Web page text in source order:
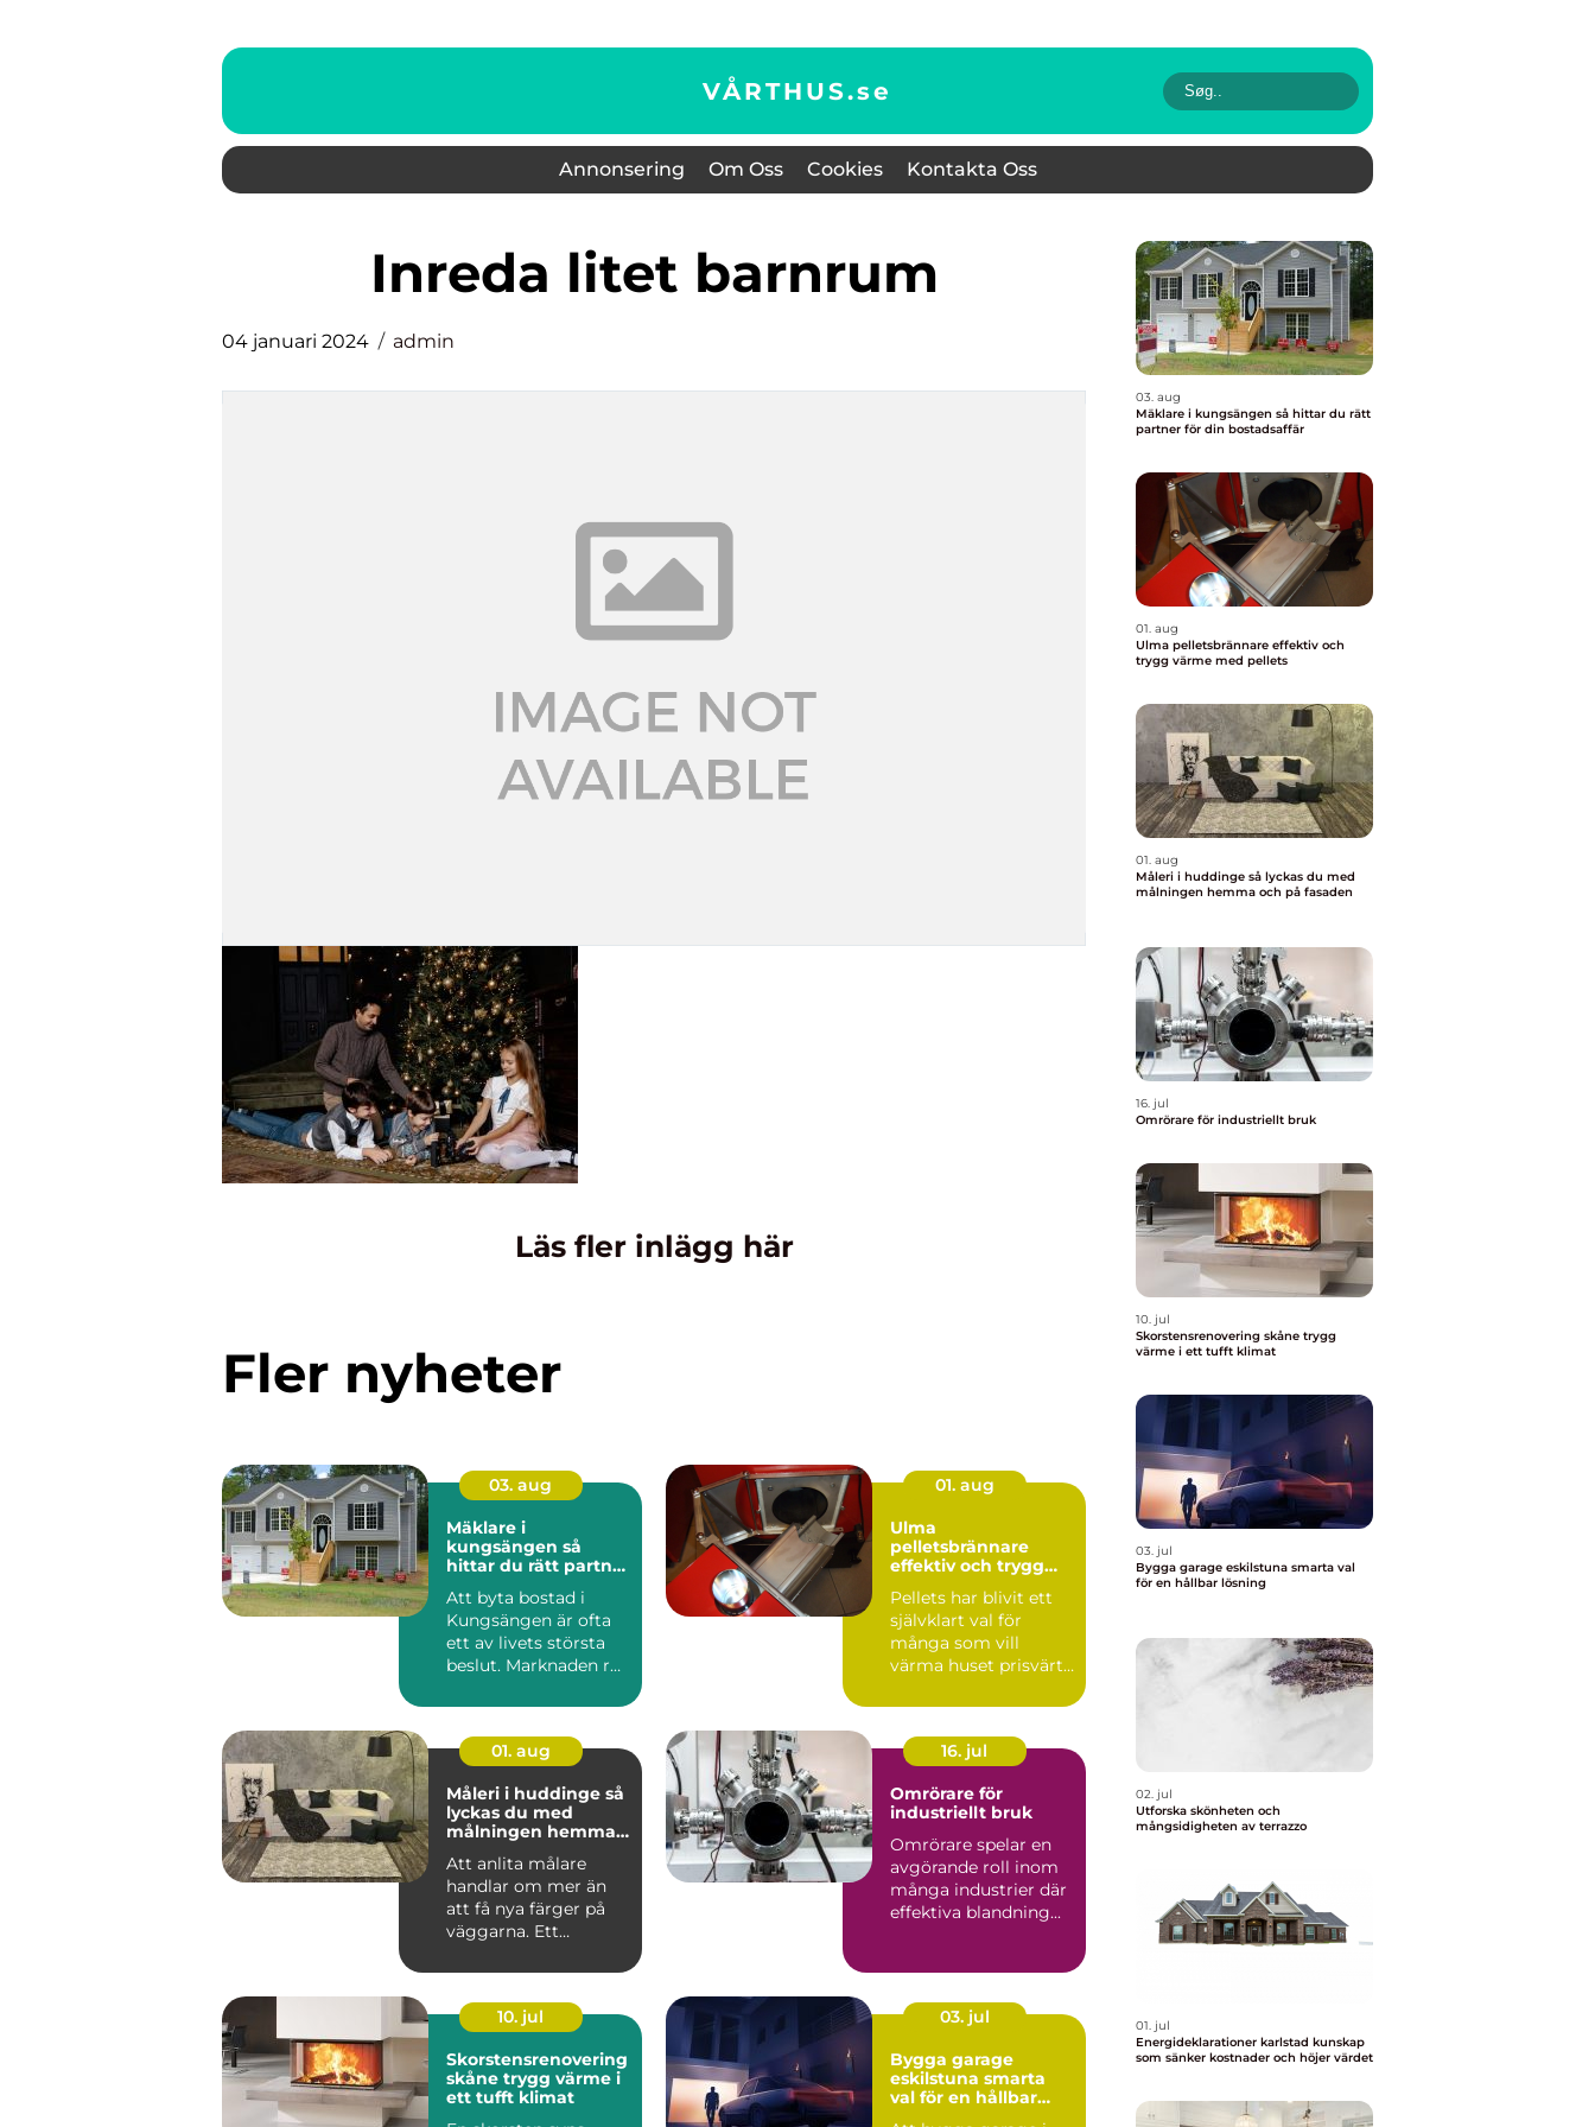
VÅRTHUS.se
Annonsering Om Oss Cookies Kontakta Oss
inreda litet barnrum
04 januari 2024 admin
Läs fler inlägg här
Fler nyheter
03. aug
Mäklare i
kungsängen så
hittar du rätt partner
Att byta bostad i
Kungsängen är ofta
ett av livets största
beslut. Marknaden rör
01. aug
Ulma
pelletsbrännare
effektiv och trygg
Pellets har blivit ett
självklart val för
många som vill
värma huset prisvärt
d...
01. aug
Måleri i huddinge så
lyckas du med
målningen hemma
Att anlita målare
handlar om mer än
att få nya färger på
väggarna. Ett
måleriarbete skydd...
16. jul
Omrörare för
industriellt bruk
Omrörare spelar en
avgörande roll inom
många industrier där
effektiva blandning...
10. jul
Skorstensrenovering
skåne trygg värme i
ett tufft klimat
03. jul
Bygga garage
eskilstuna smarta
val för en hållbar
03. aug
Mäklare i kungsängen så hittar du rätt
partner för din bostadsaffär
01. aug
Ulma pelletsbrännare effektiv och
trygg värme med pellets
01. aug
Måleri i huddinge så lyckas du med
målningen hemma och på fasaden
16. jul
Omrörare för industriellt bruk
10. jul
Skorstensrenovering skåne trygg
värme i ett tufft klimat
03. jul
Bygga garage eskilstuna smarta val
för en hållbar lösning
02. jul
Utforska skönheten och
mångsidigheten av terrazzo
01. jul
Energideklarationer karlstad kunskap
som sänker kostnader och höjer värdet